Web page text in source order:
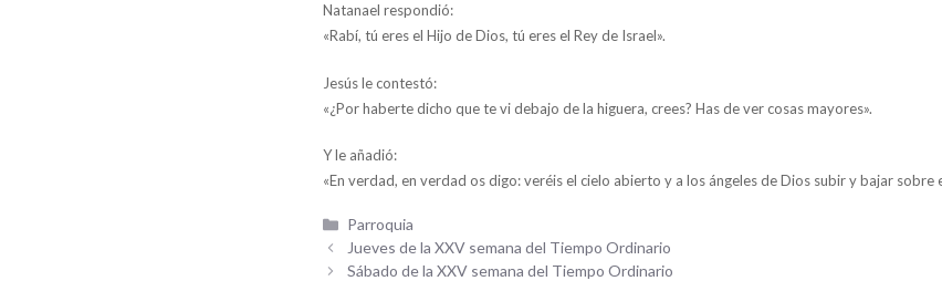
Natanael respondió:
«Rabí, tú eres el Hijo de Dios, tú eres el Rey de Israel».
Jesús le contestó:
«¿Por haberte dicho que te vi debajo de la higuera, crees? Has de ver cosas mayores».
Y le añadió:
«En verdad, en verdad os digo: veréis el cielo abierto y a los ángeles de Dios subir y bajar sobre
Categorías
Parroquia
Jueves de la XXV semana del Tiempo Ordinario
Sábado de la XXV semana del Tiempo Ordinario